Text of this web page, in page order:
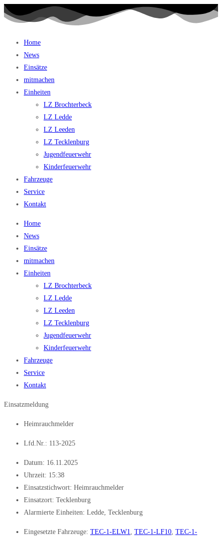
Home
News
Einsätze
mitmachen
Einheiten
LZ Brochterbeck
LZ Ledde
LZ Leeden
LZ Tecklenburg
Jugendfeuerwehr
Kinderfeuerwehr
Fahrzeuge
Service
Kontakt
Home
News
Einsätze
mitmachen
Einheiten
LZ Brochterbeck
LZ Ledde
LZ Leeden
LZ Tecklenburg
Jugendfeuerwehr
Kinderfeuerwehr
Fahrzeuge
Service
Kontakt
Einsatzmeldung
Heimrauchmelder
Lfd.Nr.: 113-2025
Datum: 16.11.2025
Uhrzeit: 15:38
Einsatzstichwort: Heimrauchmelder
Einsatzort: Tecklenburg
Alarmierte Einheiten: Ledde, Tecklenburg
Eingesetzte Fahrzeuge: TEC-1-ELW1, TEC-1-LF10, TEC-1-